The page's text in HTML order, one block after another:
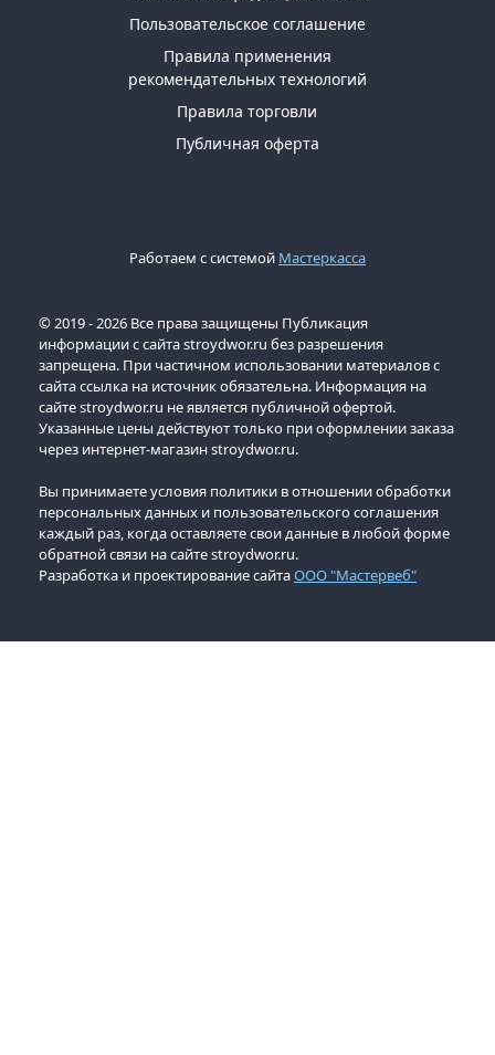
Пользовательское соглашение
Правила применения
рекомендательных технологий
Правила торговли
Публичная оферта
Работаем с системой Мастеркасса
© 2019 - 2026 Все права защищены Публикация
информации с сайта stroydwor.ru без разрешения
запрещена. При частичном использовании материалов с
сайта ссылка на источник обязательна. Информация на
сайте stroydwor.ru не является публичной офертой.
Указанные цены действуют только при оформлении заказа
через интернет-магазин stroydwor.ru.
Вы принимаете условия политики в отношении обработки
персональных данных и пользовательского соглашения
каждый раз, когда оставляете свои данные в любой форме
обратной связи на сайте stroydwor.ru.
Разработка и проектирование сайтаООО "Мастервеб"